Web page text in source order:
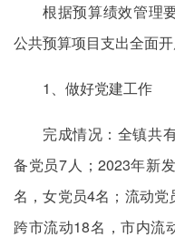
根据预算绩效管理
公共预算项目支出全面开
1、做好党建工作
完成情况：全镇共
备党员7人；2023年新
名，女党员4名；流动
跨市流动18名，市内流